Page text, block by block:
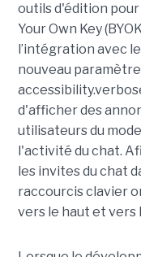
outils d'édition
Your Own Key
l’intégration avec
nouveau
d'afficher des
utilisateurs du
l'activité du chat.
les invites du chat
raccourcis clavier
vers le haut et vers